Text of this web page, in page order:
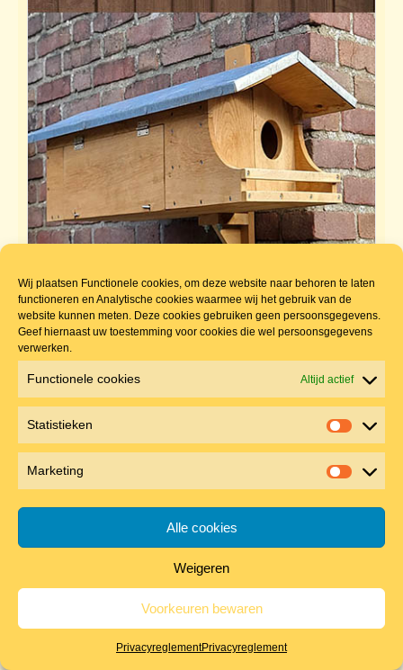
Wij plaatsen Functionele cookies, om deze website naar behoren te laten
functioneren en Analytische cookies waarmee wij het gebruik van de
website kunnen meten. Deze cookies gebruiken geen persoonsgegevens.
Geef hiernaast uw toestemming voor cookies die wel persoonsgegevens
verwerken.
Functionele cookies Altijd actief
Statistieken
Marketing
Alle cookies
Weigeren
Voorkeuren bewaren
PrivacyreglementPrivacyreglement
Nestkast Steenuil met zadeldak
€139.00